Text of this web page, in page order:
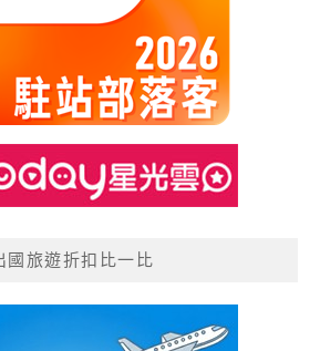
國旅遊折扣比一比